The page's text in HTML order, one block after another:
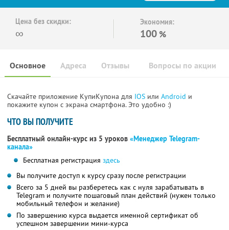
Цена без скидки:
∞
Экономия:
100 %
Основное Отзывы Вопросы по акции
Адреса
Скачайте приложение КупиКупона для IOS или Android и
покажите купон с экрана смартфона. Это удобно :)
ЧТО ВЫ ПОЛУЧИТЕ
Бесплатный онлайн-курс из 5 уроков «Менеджер Telegram-
канала»
Бесплатная регистрация здесь
Вы получите доступ к курсу сразу после регистрации
Всего за 5 дней вы разберетесь как с нуля зарабатывать в
Telegram и получите пошаговый план действий (нужен только
мобильный телефон и желание)
По завершению курса выдается именной сертификат об
успешном завершении мини-курса